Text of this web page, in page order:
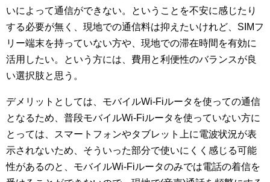
いによって通信ができない。ということを不安に感じたり
する必要が無く、現地での通信料は抑えたいけれど、SIMフ
リー端末を持っていない方や、現地での滞在時間を有効に
活用したい。という方には、費用と利便性のバランスが良
い選択肢と思う。
デメリットとしては、モバイルWi-Fiルータを使っての通信
となるため、普段モバイルWi-Fiルータを使っていない方に
とっては、スマートフォンやタブレット上に電波状況が表
示されないため、そういった部分で使いにくく感じる可能
性があるのと、モバイルWi-Fiルータのみでは電話の着信を